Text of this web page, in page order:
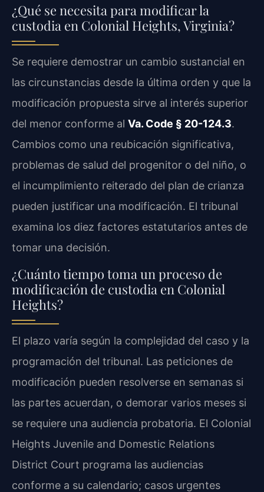
¿Qué se necesita para modificar la
custodia en Colonial Heights, Virginia?
Se requiere demostrar un cambio sustancial en
las circunstancias desde la última orden y que la
modificación propuesta sirve al interés superior
del menor conforme al Va. Code § 20-124.3.
Cambios como una reubicación significativa,
problemas de salud del progenitor o del niño, o
el incumplimiento reiterado del plan de crianza
pueden justificar una modificación. El tribunal
examina los diez factores estatutarios antes de
tomar una decisión.
¿Cuánto tiempo toma un proceso de
modificación de custodia en Colonial
Heights?
El plazo varía según la complejidad del caso y la
programación del tribunal. Las peticiones de
modificación pueden resolverse en semanas si
las partes acuerdan, o demorar varios meses si
se requiere una audiencia probatoria. El Colonial
Heights Juvenile and Domestic Relations
District Court programa las audiencias
conforme a su calendario; casos urgentes